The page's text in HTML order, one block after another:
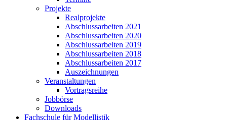
Projekte
Realprojekte
Abschlussarbeiten 2021
Abschlussarbeiten 2020
Abschlussarbeiten 2019
Abschlussarbeiten 2018
Abschlussarbeiten 2017
Auszeichnungen
Veranstaltungen
Vortragsreihe
Jobbörse
Downloads
Fachschule für Modellistik